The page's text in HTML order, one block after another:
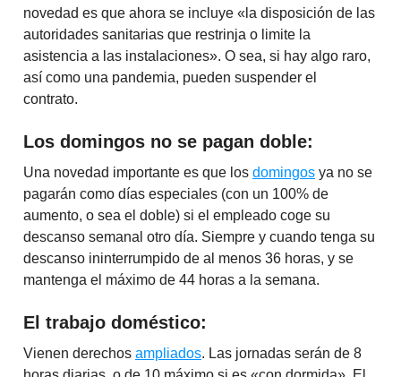
novedad es que ahora se incluye «la disposición de las
autoridades sanitarias que restrinja o limite la
asistencia a las instalaciones». O sea, si hay algo raro,
así como una pandemia, pueden suspender el
contrato.
Los domingos no se pagan doble:
Una novedad importante es que los domingos ya no se
pagarán como días especiales (con un 100% de
aumento, o sea el doble) si el empleado coge su
descanso semanal otro día. Siempre y cuando tenga su
descanso ininterrumpido de al menos 36 horas, y se
mantenga el máximo de 44 horas a la semana.
El trabajo doméstico:
Vienen derechos ampliados. Las jornadas serán de 8